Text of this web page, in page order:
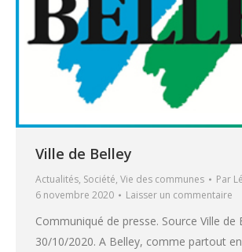
Ville de Belley
Actualités, Société, Vie des communes Par
6 novembre 2020
Laisser un commentaire
Communiqué de presse. Source Ville de
30/10/2020. A Belley, comme partout